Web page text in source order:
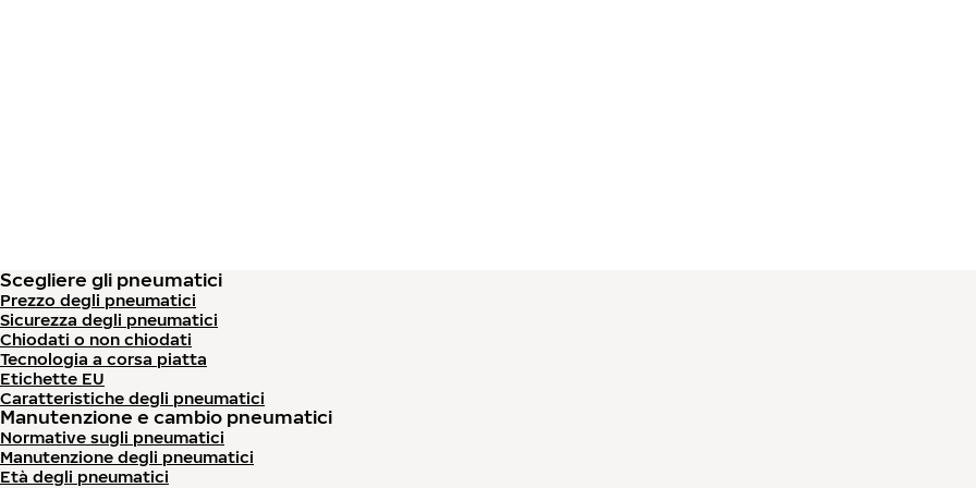
Scegliere gli pneumatici
Prezzo degli pneumatici
Sicurezza degli pneumatici
Chiodati o non chiodati
Tecnologia a corsa piatta
Etichette EU
Caratteristiche degli pneumatici
Manutenzione e cambio pneumatici
Normative sugli pneumatici
Manutenzione degli pneumatici
Età degli pneumatici